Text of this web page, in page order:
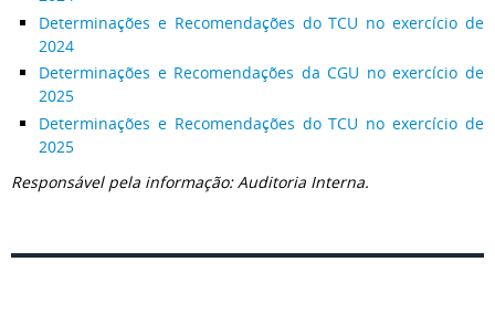
Determinações e Recomendações do TCU no exercício de
2024
Determinações e Recomendações da CGU no exercício de
2025
Determinações e Recomendações do TCU no exercício de
2025
Responsável pela informação: Auditoria Interna.